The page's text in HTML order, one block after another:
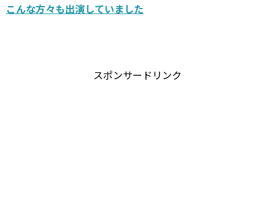
こんな方々も出演していました
スポンサードリンク